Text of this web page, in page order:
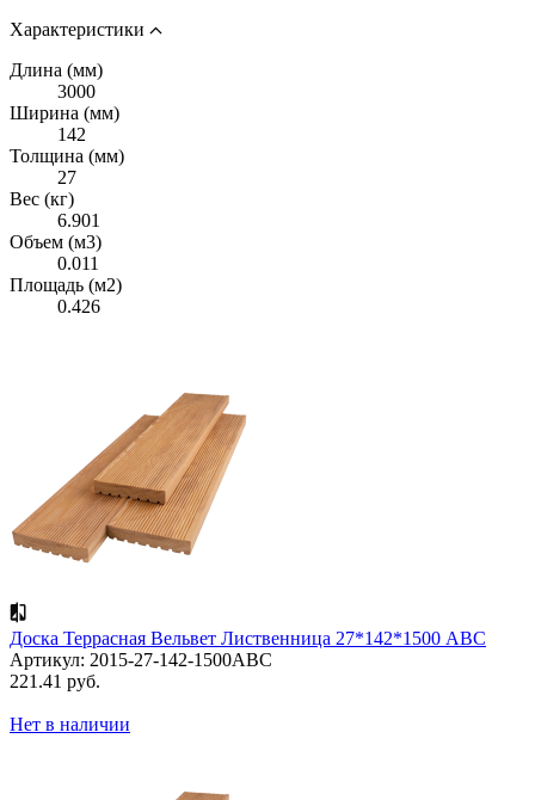
Характеристики
Длина (мм)
3000
Ширина (мм)
142
Толщина (мм)
27
Вес (кг)
6.901
Объем (м3)
0.011
Площадь (м2)
0.426
Доска Террасная Вельвет Лиственница 27*142*1500 АВС
Артикул: 2015-27-142-1500ABC
221.41 руб.
Нет в наличии